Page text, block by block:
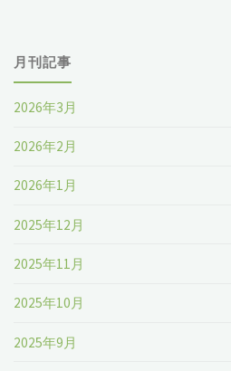
月刊記事
2026年3月
2026年2月
2026年1月
2025年12月
2025年11月
2025年10月
2025年9月